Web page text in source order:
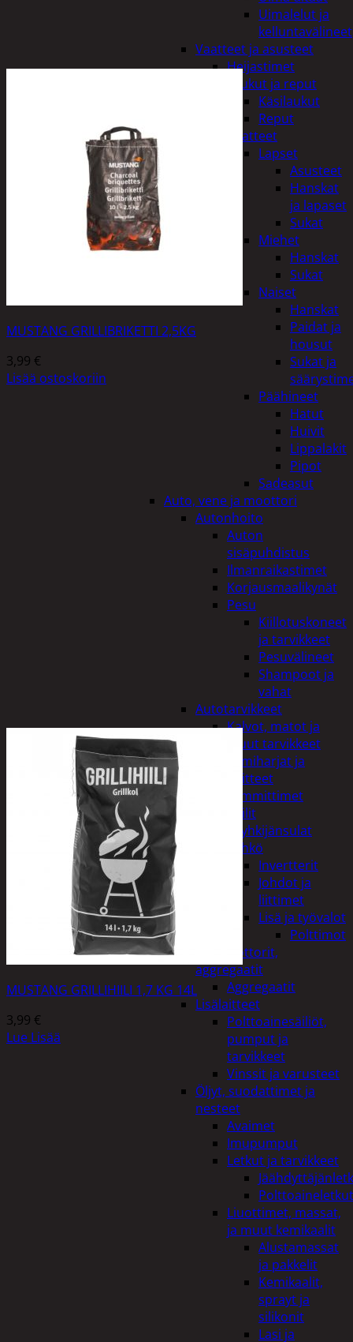
Uimalelut ja
kelluntavälineet
Vaatteet ja asusteet
Heijastimet
Laukut ja reput
Käsilaukut
Reput
Vaatteet
Lapset
Asusteet
Hanskat
ja lapaset
Sukat
Miehet
Hanskat
Sukat
Naiset
Hanskat
Paidat ja
housut
Sukat ja
Päähineet
Hatut
Huivit
Lippalakit
Pipot
Sadeasut
Auto, vene ja moottori
Autonhoito
Auton
sisäpuhdistus
Ilmanraikastimet
Korjausmaalikynät
Pesu
Kiillotuskoneet
ja tarvikkeet
Pesuvälineet
Shampoot ja
vahat
Autotarvikkeet
Kalvot, matot ja
muut tarvikkeet
Lumiharjat ja
peitteet
Lämmittimet
Peilit
Pyyhkijänsulat
Sähkö
Invertterit
Johdot ja
liittimet
Lisä ja työvalot
Polttimot
Irtomoottorit,
aggregaatit
Aggregaatit
Lisälaitteet
Polttoainesäiliöt,
pumput ja
tarvikkeet
Vinssit ja varusteet
Öljyt, suodattimet ja
nesteet
Avaimet
Imupumput
Letkut ja tarvikkeet
Polttoaineletkut
Liuottimet, massat,
ja muut kemikaalit
Alustamassat
ja pakkelit
Kemikaalit,
sprayt ja
silikonit
Lasi ja
MUSTANG GRILLIBRIKETTI 2,5KG
3,99 €
Lisää ostoskoriin
MUSTANG GRILLIHIILI 1,7 KG 14L
3,99 €
Lue Lisää